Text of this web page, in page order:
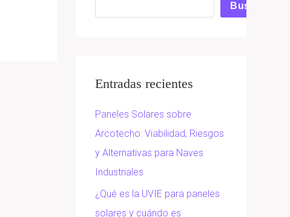
Buscar
Entradas recientes
Paneles Solares sobre
Arcotecho: Viabilidad, Riesgos
y Alternativas para Naves
Industriales
¿Qué es la UVIE para paneles
solares y cuándo es